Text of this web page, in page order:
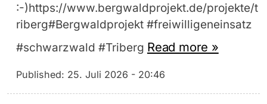
:-)https://www.bergwaldprojekt.de/projekte/t
riberg#Bergwaldprojekt #freiwilligeneinsatz
#schwarzwald #Triberg Read more »
Published: 25. Juli 2026 - 20:46